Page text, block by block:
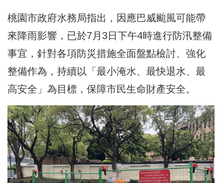
桃園市政府水務局指出，因應巴威颱風可能帶
來降雨影響，已於7月3日下午4時進行防汛整備
事宜，針對各項防災措施全面盤點檢討、強化
整備作為，持續以「最小淹水、最快退水、最
高安全」為目標，保障市民生命財產安全。